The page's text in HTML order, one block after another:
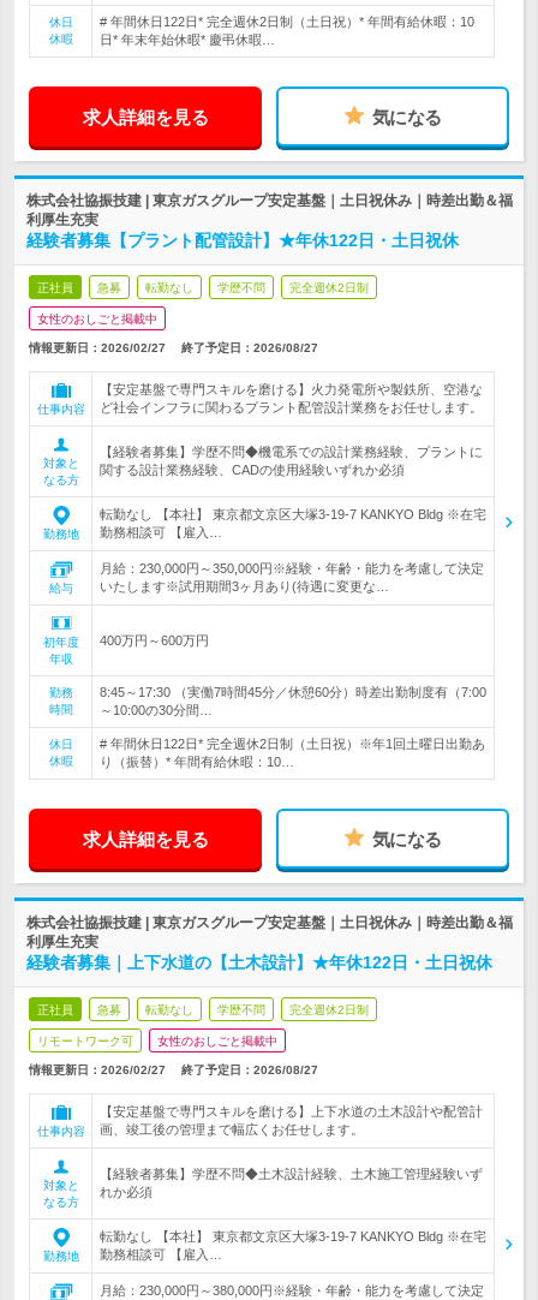
休日
休暇
# 年間休日122日* 完全週休2日制（土日祝）* 年間有給休暇：10
日* 年末年始休暇* 慶弔休暇…
求人詳細を見る 気になる
株式会社協振技建 | 東京ガスグループ安定基盤｜土日祝休み｜時差出勤＆福
利厚生充実
経験者募集【プラント配管設計】★年休122日・土日祝休
正社員 急募 転勤なし 学歴不問 完全週休2日制
女性のおしごと掲載中
情報更新日：2026/02/27 終了予定日： 2026/08/27
仕事内容
【安定基盤で専門スキルを磨ける】火力発電所や製鉄所、空港な
ど社会インフラに関わるプラント配管設計業務をお任せします。
対象と
なる方
【経験者募集】学歴不問◆機電系での設計業務経験、プラントに
関する設計業務経験、CADの使用経験いずれか必須
勤務地
転勤なし 【本社】 東京都文京区大塚3-19-7 KANKYO Bldg ※在宅
勤務相談可 【雇入…
給与
月給：230,000円～350,000円※経験・年齢・能力を考慮して決定
いたします※試用期間3ヶ月あり(待遇に変更な…
初年度
年収
400万円～600万円
勤務
時間
8:45～17:30 （実働7時間45分／休憩60分）時差出勤制度有（7:00
～10:00の30分間…
休日
休暇
# 年間休日122日* 完全週休2日制（土日祝）※年1回土曜日出勤あ
り（振替）* 年間有給休暇：10…
求人詳細を見る 気になる
株式会社協振技建 | 東京ガスグループ安定基盤｜土日祝休み｜時差出勤＆福
利厚生充実
経験者募集｜上下水道の【土木設計】★年休122日・土日祝休
正社員 急募 転勤なし 学歴不問 完全週休2日制
リモートワーク可 女性のおしごと掲載中
情報更新日：2026/02/27 終了予定日： 2026/08/27
仕事内容
【安定基盤で専門スキルを磨ける】上下水道の土木設計や配管計
画、竣工後の管理まで幅広くお任せします。
対象と
なる方
【経験者募集】学歴不問◆土木設計経験、土木施工管理経験いず
れか必須
勤務地
転勤なし 【本社】 東京都文京区大塚3-19-7 KANKYO Bldg ※在宅
勤務相談可 【雇入…
月給：230,000円～380,000円※経験・年齢・能力を考慮して決定